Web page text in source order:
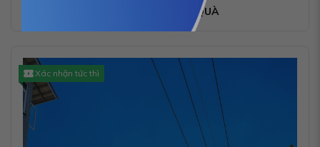
CỨ MUA VÉ LÀ CÓ QUÀ
Xác nhận tức thì